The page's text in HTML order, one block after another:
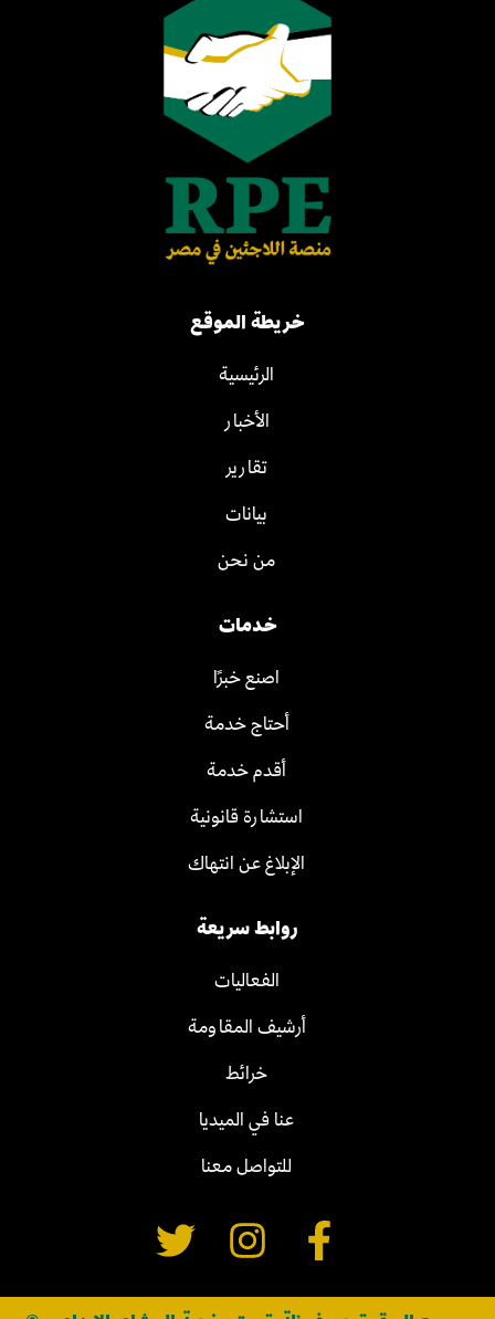
خريطة الموقع
الرئيسية
الأخبار
تقارير
بيانات
من نحن
خدمات
اصنع خبرًا
أحتاج خدمة
أقدم خدمة
استشارة قانونية
الإبلاغ عن انتهاك
روابط سريعة
الفعاليات
أرشيف المقاومة
خرائط
عنا في الميديا
للتواصل معنا